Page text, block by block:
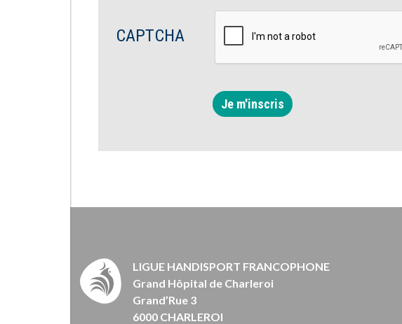
CAPTCHA
Je m'inscris
LIGUE HANDISPORT FRANCOPHONE
Grand Hôpital de Charleroi
Grand’Rue 3
6000 CHARLEROI